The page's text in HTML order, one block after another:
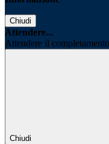
Chiudi
Attendere...
Attendere il
Chiudi